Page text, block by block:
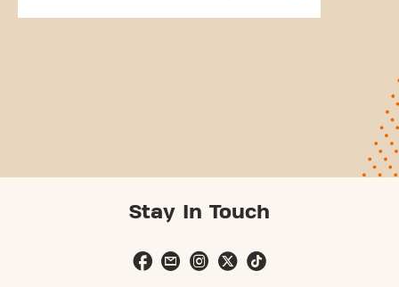
Stay In Touch